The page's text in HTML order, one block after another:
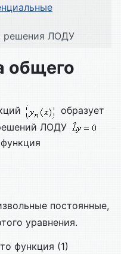
решения ЛОДУ
общего
образует
ЛОДУ
постоянные,
уравнения.
функция (1)